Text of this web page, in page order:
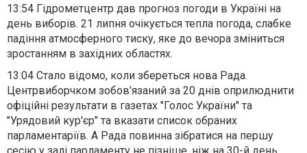
13:54 Гідрометцентр дав прогноз погоди в Україні на
день виборів. 21 липня очікується тепла погода, слабке
падіння атмосферного тиску, яке до вечора зміниться
зростанням в західних областях.
13:04 Стало відомо, коли збереться нова Рада.
Центрвиборчком зобов'язаний за 20 днів оприлюднити
офіційні результати в газетах "Голос України" та
"Урядовий кур'єр" та вказати список обраних
парламентаріїв. А Рада повинна зібратися на першу